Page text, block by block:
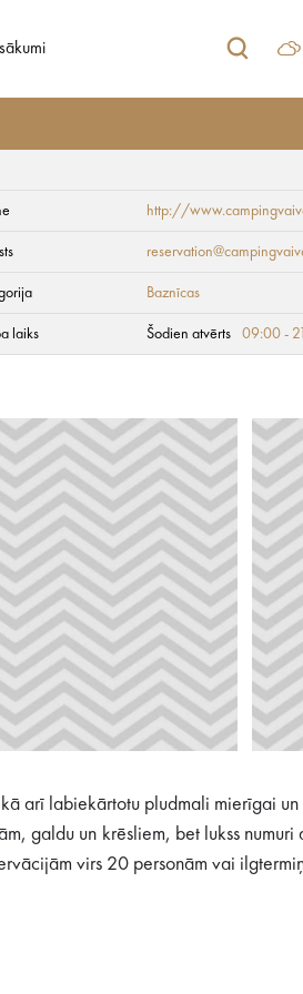
http://
Baznīcas
laiks Šodien atvērts 09:00 -
kā arī labiekārtotu pludmali mierīgai
galdu un krēsliem, bet lukss
virs 20 personām vai